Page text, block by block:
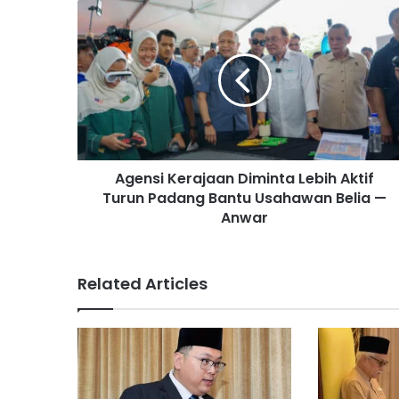
e
n
s
K
r
i
m
i
n
Agensi Kerajaan Diminta Lebih Aktif
Turun Padang Bantu Usahawan Belia —
Anwar
Related Articles